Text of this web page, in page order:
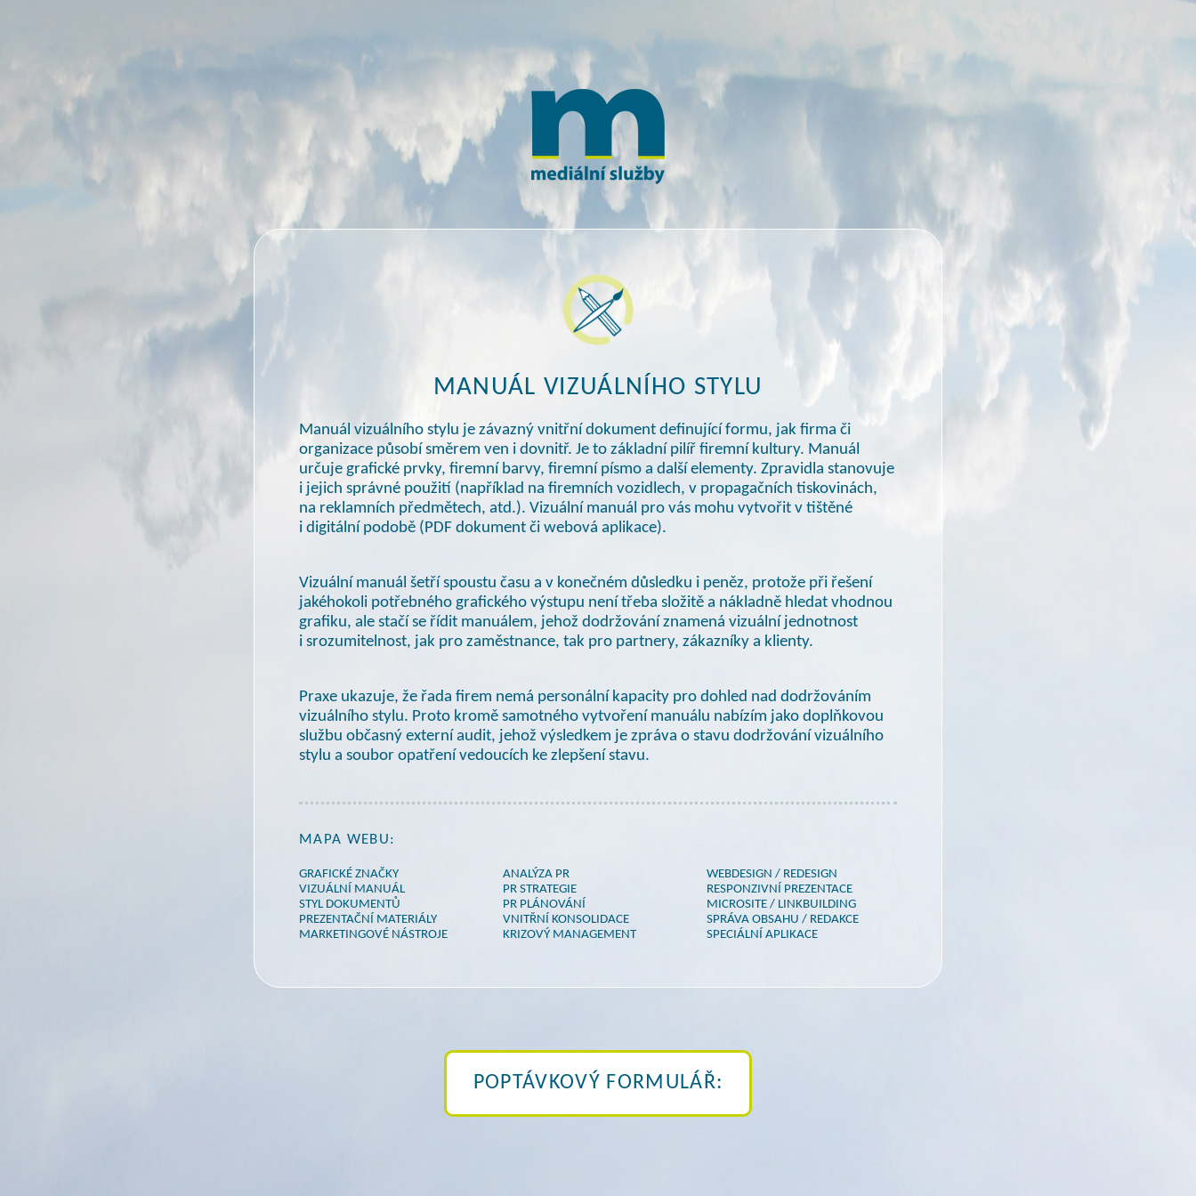
MANUÁL VIZUÁLNÍHO STYLU
Manuál vizuálního stylu je závazný vnitřní dokument definující formu, jak firma či
organizace působí směrem ven i dovnitř. Je to základní pilíř firemní kultury. Manuál
určuje grafické prvky, firemní barvy, firemní písmo a další elementy. Zpravidla stanovuje
i jejich správné použití (například na firemních vozidlech, v propagačních tiskovinách,
na reklamních předmětech, atd.). Vizuální manuál pro vás mohu vytvořit v tištěné
i digitální podobě (PDF dokument či webová aplikace).
Vizuální manuál šetří spoustu času a v konečném důsledku i peněz, protože při řešení
jakéhokoli potřebného grafického výstupu není třeba složitě a nákladně hledat vhodnou
grafiku, ale stačí se řídit manuálem, jehož dodržování znamená vizuální jednotnost
i srozumitelnost, jak pro zaměstnance, tak pro partnery, zákazníky a klienty.
Praxe ukazuje, že řada firem nemá personální kapacity pro dohled nad dodržováním
vizuálního stylu. Proto kromě samotného vytvoření manuálu nabízím jako doplňkovou
službu občasný externí audit, jehož výsledkem je zpráva o stavu dodržování vizuálního
stylu a soubor opatření vedoucích ke zlepšení stavu.
MAPA WEBU:
GRAFICKÉ ZNAČKY
VIZUÁLNÍ MANUÁL
STYL DOKUMENTŮ
PREZENTAČNÍ MATERIÁLY
MARKETINGOVÉ NÁSTROJE
ANALÝZA PR
PR STRATEGIE
PR PLÁNOVÁNÍ
VNITŘNÍ KONSOLIDACE
KRIZOVÝ MANAGEMENT
WEBDESIGN / REDESIGN
RESPONZIVNÍ PREZENTACE
MICROSITE / LINKBUILDING
SPRÁVA OBSAHU / REDAKCE
SPECIÁLNÍ APLIKACE
POPTÁVKOVÝ FORMULÁŘ: